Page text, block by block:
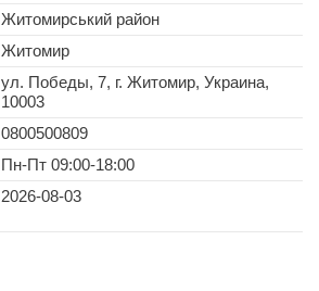
Житомирський район
Житомир
ул. Победы, 7, г. Житомир, Украина,
10003
0800500809
Пн-Пт 09:00-18:00
2026-08-03